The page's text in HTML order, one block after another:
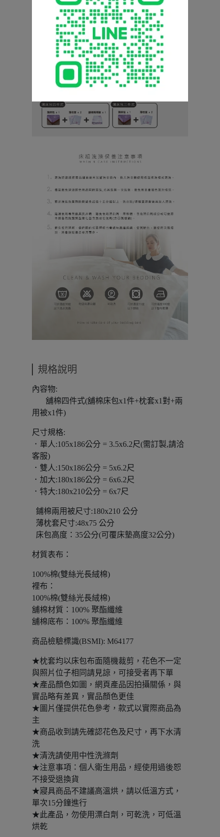
規格說明
內容物:
舖棉四件式(舖棉床包x1件+枕套x1對+兩
用被x1件)
尺寸規格:
．單人:105x186公分 = 3.5x6.2尺(需訂製,請洽
客服)
．雙人:150x186公分 = 5x6.2尺
．加大:180x186公分 = 6x6.2尺
．特大:180x210公分 = 6x7尺
鋪棉兩用被尺寸:180x210 公分
薄枕套尺寸:48x75 公分
床包高度：35公分(可覆床墊高度32公分)
材質表布：
100%棉(雙絲光長絨棉)
裡布：
100%棉(雙絲光長絨棉)
舖棉材質：100% 聚酯纖維
舖棉底布：100% 聚酯纖維
商品檢驗標識(BSMI): M64177
★枕套均以床包布面隨機裁剪，花色不一定
與照片位子相同請見諒，可接受者再下單
★產品顏色如圖，網頁產品因拍攝關係，與
實品略有差異，實品顏色更佳
★圖片僅提供花色參考，款式以實際商品為
主
★商品收到請先確認花色及尺寸，再下水清
洗
★清洗請使用中性洗滌劑
★注意事項：個人衛生用品，經使用過後恕
不接受退換貨
★寢具商品不建議高溫烘，請以低溫方式，
單次15分鐘進行
★此產品，勿使用漂白劑，可乾洗，可低溫
烘乾